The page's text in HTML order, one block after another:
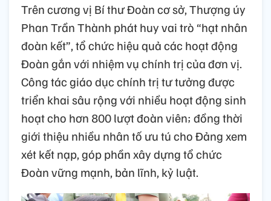
Trên cương vị Bí thư Đoàn cơ sở, Thượng úy
Phan Trần Thành phát huy vai trò “hạt nhân
đoàn kết”, tổ chức hiệu quả các hoạt động
Đoàn gắn với nhiệm vụ chính trị của đơn vị.
Công tác giáo dục chính trị tư tưởng được
triển khai sâu rộng với nhiều hoạt động sinh
hoạt cho hơn 800 lượt đoàn viên; đồng thời
giới thiệu nhiều nhân tố ưu tú cho Đảng xem
xét kết nạp, góp phần xây dựng tổ chức
Đoàn vững mạnh, bản lĩnh, kỷ luật.